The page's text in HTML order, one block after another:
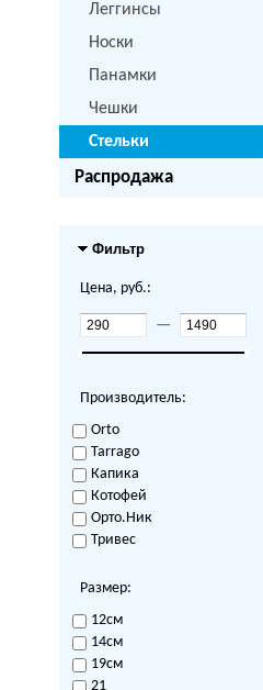
Леггинсы
Носки
Панамки
Чешки
Стельки
Распродажа
Фильтр
Цена, руб.:
—
Производитель:
Orto
Tarrago
Капика
Котофей
Орто.Ник
Тривес
Размер:
12см
14см
19см
21